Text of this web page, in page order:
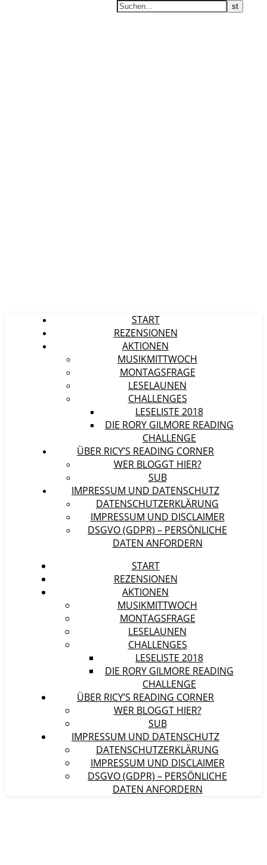
START
REZENSIONEN
AKTIONEN
MUSIKMITTWOCH
MONTAGSFRAGE
LESELAUNEN
CHALLENGES
LESELISTE 2018
DIE RORY GILMORE READING
CHALLENGE
ÜBER RICY’S READING CORNER
WER BLOGGT HIER?
SUB
IMPRESSUM UND DATENSCHUTZ
DATENSCHUTZERKLÄRUNG
IMPRESSUM UND DISCLAIMER
DSGVO (GDPR) – PERSÖNLICHE
DATEN ANFORDERN
START
REZENSIONEN
AKTIONEN
MUSIKMITTWOCH
MONTAGSFRAGE
LESELAUNEN
CHALLENGES
LESELISTE 2018
DIE RORY GILMORE READING
CHALLENGE
ÜBER RICY’S READING CORNER
WER BLOGGT HIER?
SUB
IMPRESSUM UND DATENSCHUTZ
DATENSCHUTZERKLÄRUNG
IMPRESSUM UND DISCLAIMER
DSGVO (GDPR) – PERSÖNLICHE
DATEN ANFORDERN